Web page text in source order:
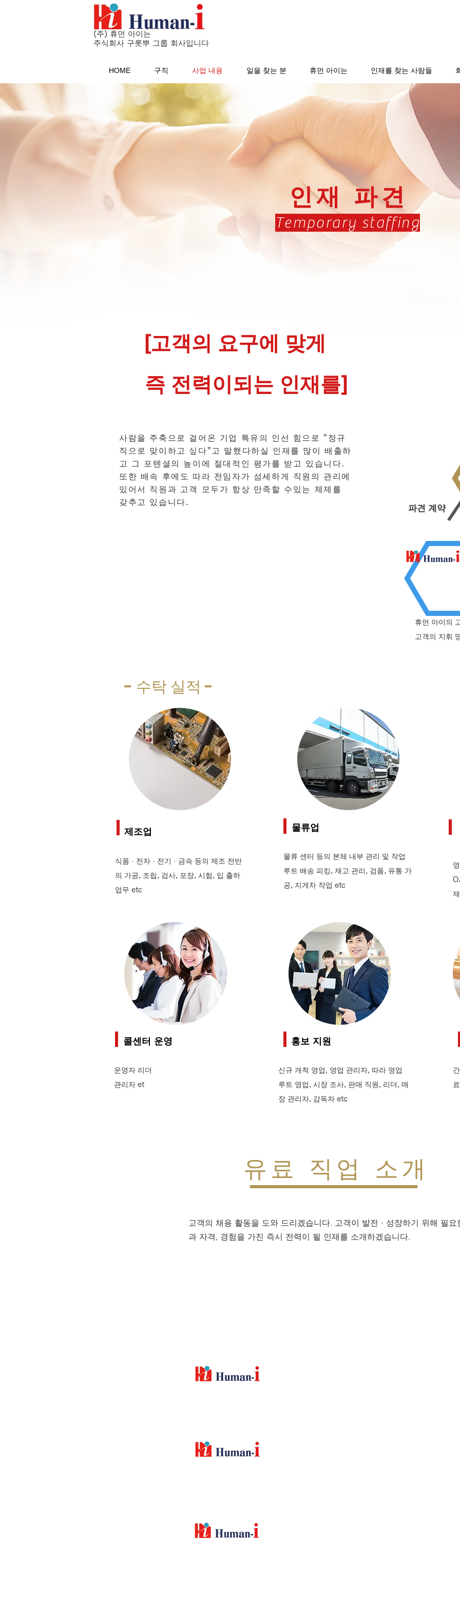
(주) 휴먼 아이는
주식회사 구롯뿌 그룹 회사입니다
HOME 구직 사업 내용 일을 찾는 분 휴먼 아이는 인재를 찾는 사람들
인재 파견
Temporary staffing
[고객의 요구에 맞게
즉 전력이되는 인재를]
사람을 주축으로 걸어온 기업 특유의 인선 힘으로 "정규
직으로 맞이하고 싶다"고 말했다하실 인재를 많이 배출하
고 그 포텐셜의 높이에 절대적인 평가를 받고 있습니다.
또한 배속 후에도 따라 전임자가 섬세하게 직원의 관리에
있어서 직원과 고객 모두가 항상 만족할 수있는 체제를
갖추고 있습니다.
파견 계약
휴먼 아이의
고객의 지휘
- 수탁 실적 -
제조업
식품 · 전자 · 전기 · 금속 등의 제조 전반
의 가공, 조립, 검사, 포장, 시험, 입 출하
업무 etc
물류업
물류 센터 등의 본체 내부 관리 및 작업
루트 배송 피킹, 재고 관리, 검품, 유통 가
공, 지게차 작업 etc
콜센터 운영
운영자 리더
관리자 et
홍보 지원
신규 개척 영업, 영업 관리자, 따라 영업
루트 영업, 시장 조사, 판매 직원, 리더, 매
장 관리자, 감독자 etc
유료 직업 소개
고객의 채용 활동을 도와 드리겠습니다. 고객이 발전 · 성장하기 위해 필요
과 자격, 경험을 가진 즉시 전력이 될 인재를 소개하겠습니다.